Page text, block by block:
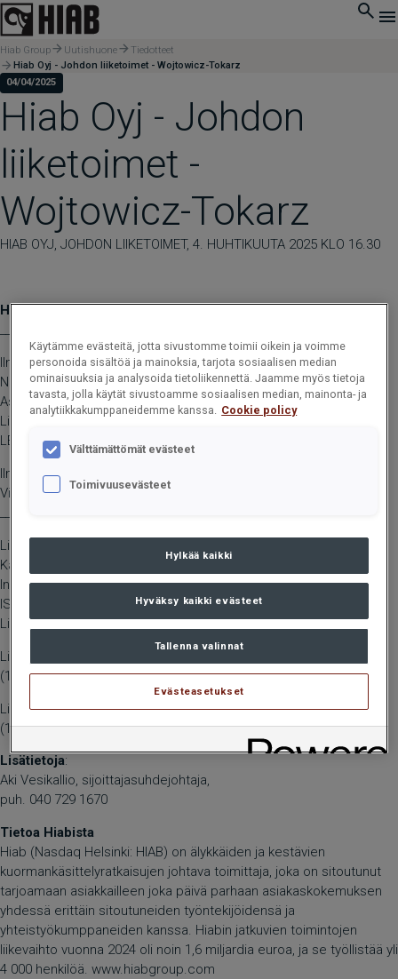
Hiab Group Uutishuone
Tiedotteet
Hiab Oyj - Johdon liiketoimet - Wojtowicz-Tokarz
04/04/2025
Hiab Oyj - Johdon
liiketoimet -
Wojtowicz-Tokarz
HIAB OYJ, JOHDON LIIKETOIMET, 4. HUHTIKUUTA 2025 KLO 16.30
Hiab Oyj - Johdon liiketoimet - Wojtowicz-Tokarz
Ilmoitusvelvollinen
Nimi: Wojtowicz-Tokarz, Magdalena
Asema: Muu ylin johto
Liikkeeseenlaskija: Hiab Oyj
LEI: 5493002B0GOVF42KWX33
Ilmoituksen luonne: ENSIMMÄINEN ILMOITUS
Viitenumero: 5493002B0GOVF42KWX33_20250404132716_172
Liiketoimen päivämäärä: 2025-04-03
Kauppapaikka ei sovellu
Instrumentti tyyppi: OSAKE
ISIN: FI4000571013
Liiketoimen luonne: OSAKEPALKKION VASTAANOTTAMINEN
Liiketoimien yksityiskohtaiset tiedot
(1): Volyymi: 4364 Yksikköhinta: 0.00 EUR
Liiketoimien yhdistetyt tiedot
(1): Volyymi: 4364 Keskihinta: 0.00 EUR
Lisätietoja:
Aki Vesikallio, sijoittajasuhdejohtaja,
puh. 040 729 1670
Tietoa Hiabista
Hiab (Nasdaq Helsinki: HIAB) on älykkäiden ja kestävien
kuormankäsittelyratkaisujen johtava toimittaja, joka on sitoutunut
tarjoamaan asiakkailleen joka päivä parhaan asiakaskokemuksen
yhdessä erittäin sitoutuneiden työntekijöidensä ja
yhteistyökumppaneiden kanssa. Hiabin jatkuvien toimintojen
liikevaihto vuonna 2024 oli noin 1,6 miljardia euroa, ja se työllistää yli
4 000 henkilöä. www.hiabgroup.com
Käytämme evästeitä, jotta sivustomme toimii oikein ja voimme
personoida sisältöä ja mainoksia, tarjota sosiaalisen median
ominaisuuksia ja analysoida tietoliikennettä. Jaamme myös tietoja
tavasta, jolla käytät sivustoamme sosiaalisen median, mainonta- ja
analytiikkakumppaneidemme kanssa.
Cookie policy
Välttämättömät evästeet
Toimivuusevästeet
Hylkää kaikki
Hyväksy kaikki evästeet
Tallenna valinnat
Evästeasetukset